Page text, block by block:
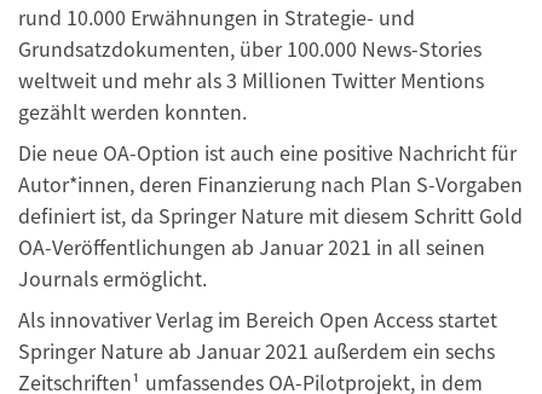
rund 10.000 Erwähnungen in Strategie- und
Grundsatzdokumenten, über 100.000 News-Stories
weltweit und mehr als 3 Millionen Twitter Mentions
gezählt werden konnten.
Die neue OA-Option ist auch eine positive Nachricht für
Autor*innen, deren Finanzierung nach Plan S-Vorgaben
definiert ist, da Springer Nature mit diesem Schritt Gold
OA-Veröffentlichungen ab Januar 2021 in all seinen
Journals ermöglicht.
Als innovativer Verlag im Bereich Open Access startet
Springer Nature ab Januar 2021 außerdem ein sechs
Zeitschriften¹ umfassendes OA-Pilotprojekt, in dem